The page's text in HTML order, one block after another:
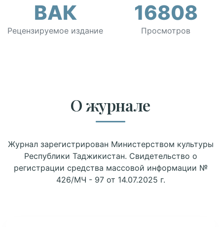
ВАК
Рецензируемое издание
16808
Просмотров
О журнале
Журнал зарегистрирован Министерством культуры
Республики Таджикистан. Свидетельство о
регистрации средства массовой информации №
426/МЧ - 97 от 14.07.2025 г.